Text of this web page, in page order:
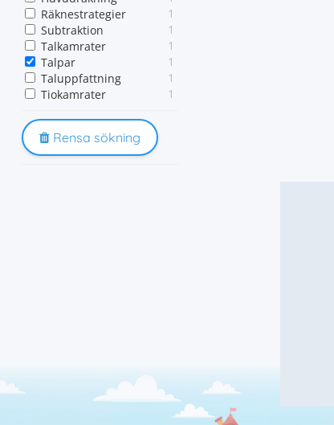
Räknestrategier
1
Subtraktion
1
Talkamrater
1
Talpar
1
Taluppfattning
1
Tiokamrater
1
Rensa sökning